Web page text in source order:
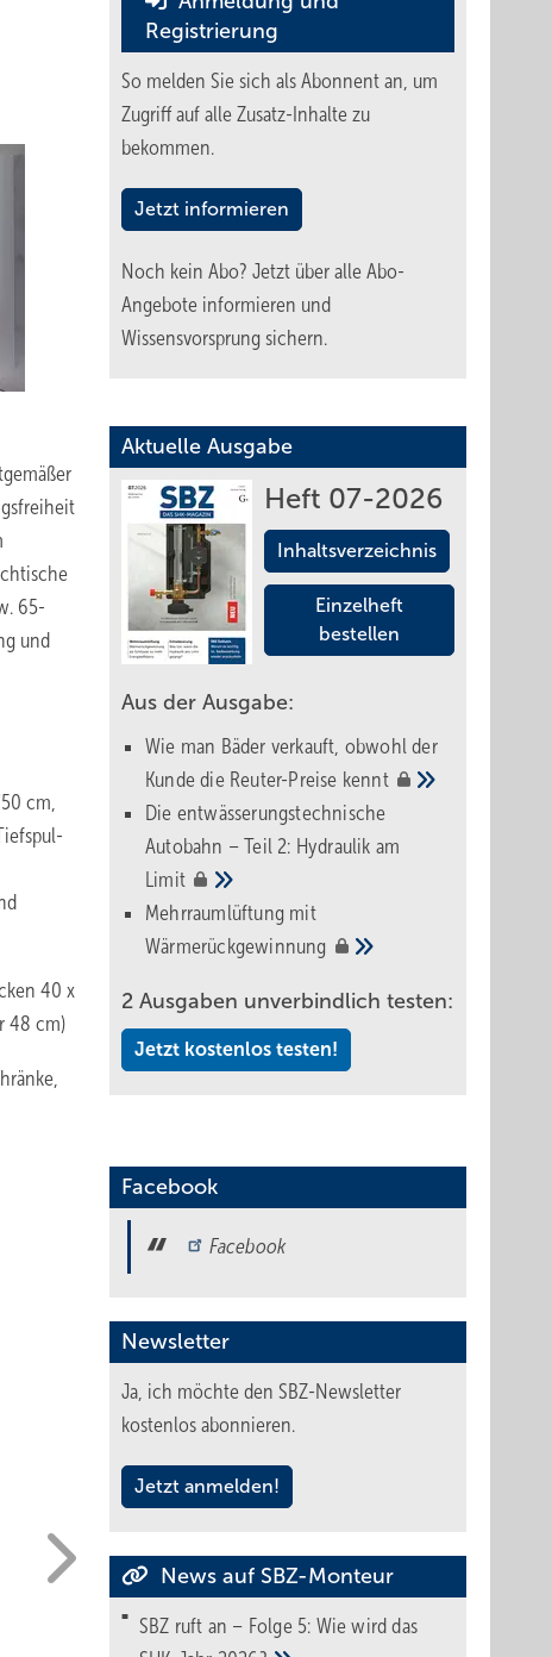
65-
und
cm,
40 x
48 cm)
Registrierung
So melden Sie sich als Abonnent an, um
Zugriff auf alle Zusatz-Inhalte zu
bekommen.
Jetzt informieren
Noch kein Abo? Jetzt über alle Abo-
Angebote informieren und
Wissensvorsprung sichern.
Aktuelle Ausgabe
Heft 07-2026
Inhaltsverzeichnis
Einzelheft
bestellen
Aus der Ausgabe:
Wie man Bäder verkauft, obwohl der
Kunde die Reuter-Preise kennt
Die entwässerungstechnische
Autobahn – Teil 2: Hydraulik am
Limit
Mehrraumlüftung mit
Wärmerückgewinnung
2 Ausgaben unverbindlich testen:
Jetzt kostenlos testen!
Facebook
Facebook
Newsletter
Ja, ich möchte den SBZ-Newsletter
kostenlos abonnieren.
Jetzt anmelden!
News auf SBZ-Monteur
SBZ ruft an – Folge 5: Wie wird das